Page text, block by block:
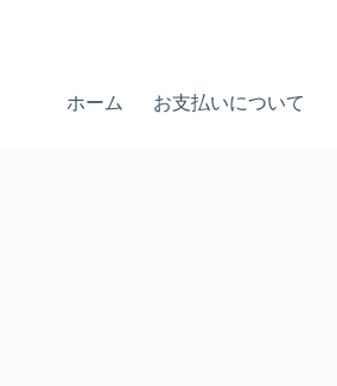
ホーム お支払いについて